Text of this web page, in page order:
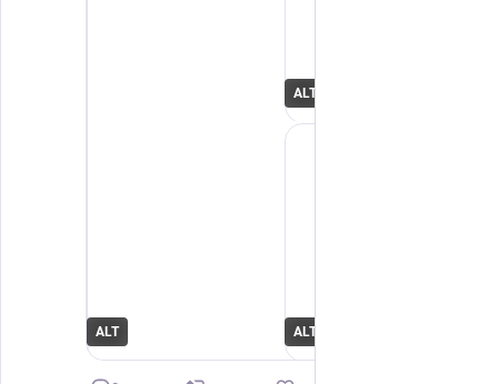
ALT
ALT
ALT